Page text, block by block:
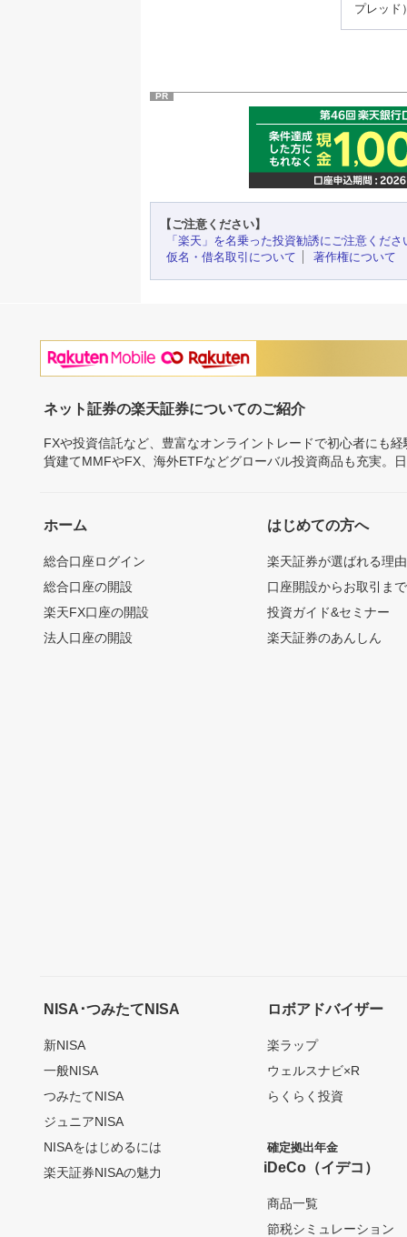
プレッド
PR
【ご注意ください】
「楽天」を名乗った投資勧誘にご注意くださ
仮名・借名取引について
著作権について
ネット証券の楽天証券についてのご紹介
FXや投資信託など、豊富なオンライントレードで初心者にも
貨建てMMFやFX、海外ETFなどグローバル投資商品も充実。
ホーム
総合口座ログイン
総合口座の開設
楽天FX口座の開設
法人口座の開設
はじめての方へ
楽天証券が選ばれる理由
口座開設からお取引ま
投資ガイド&セミナー
楽天証券のあんしん
NISA･つみたてNISA
新NISA
一般NISA
つみたてNISA
ジュニアNISA
NISAをはじめるには
楽天証券NISAの魅力
ロボアドバイザー
楽ラップ
ウェルスナビ×R
らくらく投資
確定拠出年金
iDeCo（イデコ）
商品一覧
節税シミュレーション